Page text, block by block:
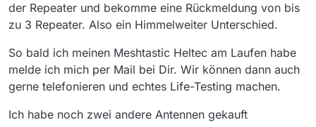
der Repeater und bekomme eine Rückmeldung von bis
zu 3 Repeater. Also ein Himmelweiter Unterschied.
So bald ich meinen Meshtastic Heltec am Laufen habe
melde ich mich per Mail bei Dir. Wir können dann auch
gerne telefonieren und echtes Life-Testing machen.
Ich habe noch zwei andere Antennen gekauft